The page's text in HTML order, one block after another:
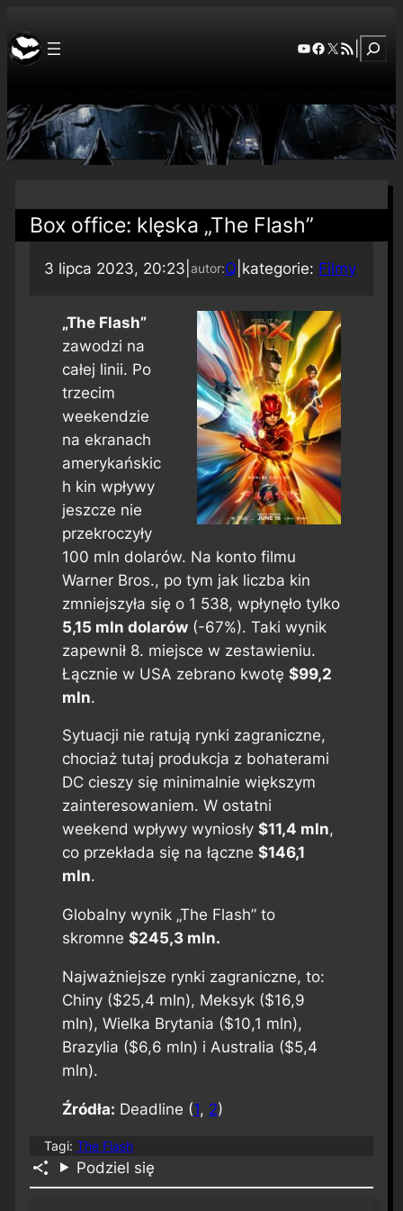
YouTube
Facebook
X RSS Feed
Box office: klęska „The Flash”
3 lipca 2023, 20:23 autor:Q kategorie: Filmy
„The Flash”
zawodzi na
całej linii. Po
trzecim
weekendzie
na ekranach
amerykańskic
h kin wpływy
jeszcze nie
przekroczyły
100 mln dolarów. Na konto filmu
Warner Bros., po tym jak liczba kin
zmniejszyła się o 1 538, wpłynęło tylko
5,15 mln dolarów(-67%). Taki wynik
zapewnił 8. miejsce w zestawieniu.
Łącznie w USA zebrano kwotę $99,2
mln.
Sytuacji nie ratują rynki zagraniczne,
chociaż tutaj produkcja z bohaterami
DC cieszy się minimalnie większym
zainteresowaniem. W ostatni
weekend wpływy wyniosły $11,4 mln,
co przekłada się na łączne $146,1
mln.
Globalny wynik „The Flash” to
skromne $245,3 mln.
Najważniejsze rynki zagraniczne, to:
Chiny ($25,4 mln), Meksyk ($16,9
mln), Wielka Brytania ($10,1 mln),
Brazylia ($6,6 mln) i Australia ($5,4
mln).
Źródła: Deadline (1, 2)
Tagi: The Flash
Podziel się